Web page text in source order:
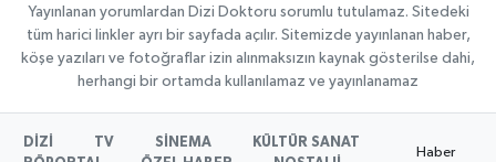
Yayınlanan yorumlardan Dizi Doktoru sorumlu tutulamaz. Sitedeki
tüm harici linkler ayrı bir sayfada açılır. Sitemizde yayınlanan haber,
köşe yazıları ve fotoğraflar izin alınmaksızın kaynak gösterilse dahi,
herhangi bir ortamda kullanılamaz ve yayınlanamaz
DİZİ TV SİNEMA
KÜLTÜR SANAT
Haber